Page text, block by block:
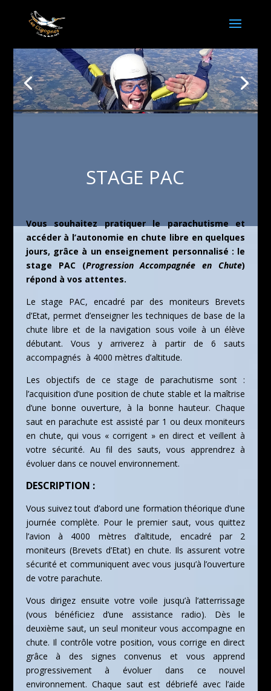
STAGE PAC
Vous souhaitez pratiquer le parachutisme et
accéder à l’autonomie en chute libre en quelques
jours, grâce à un enseignement personnalisé : le
stage PAC (Progression Accompagnée en Chute)
répond à vos attentes.
Le stage PAC, encadré par des moniteurs Brevets
d’Etat, permet d’enseigner les techniques de base de la
chute libre et de la navigation sous voile à un élève
débutant. Vous y arriverez à partir de 6 sauts
accompagnés à 4000 mètres d’altitude.
Les objectifs de ce stage de parachutisme sont :
l’acquisition d’une position de chute stable et la maîtrise
d’une bonne ouverture, à la bonne hauteur. Chaque
saut en parachute est assisté par 1 ou deux moniteurs
en chute, qui vous « corrigent » en direct et veillent à
votre sécurité. Au fil des sauts, vous apprendrez à
évoluer dans ce nouvel environnement.
DESCRIPTION :
Vous suivez tout d’abord une formation théorique d’une
journée complète. Pour le premier saut, vous quittez
l’avion à 4000 mètres d’altitude, encadré par 2
moniteurs (Brevets d’Etat) en chute. Ils assurent votre
sécurité et communiquent avec vous jusqu’à l’ouverture
de votre parachute.
Vous dirigez ensuite votre voile jusqu’à l’atterrissage
(vous bénéficiez d’une assistance radio). Dès le
deuxième saut, un seul moniteur vous accompagne en
chute. Il contrôle votre position, vous corrige en direct
grâce à des signes convenus et vous apprend
progressivement à évoluer dans ce nouvel
environnement. Chaque saut est débriefé avec l’aide